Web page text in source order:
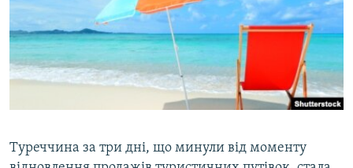
ДЕПОРТАЦІЯ
ВІДЕОУРОКИ «ELIFBE»
СВІДЧЕННЯ ОКУПАЦІЇ
УКРАЇНСЬКА ПРОБЛЕМА КРИМУ
ЯК ОБІЙТИ БЛОКУВАННЯ
Русский
Qırımtatar
Туреччина за три дні, що минули від моменту